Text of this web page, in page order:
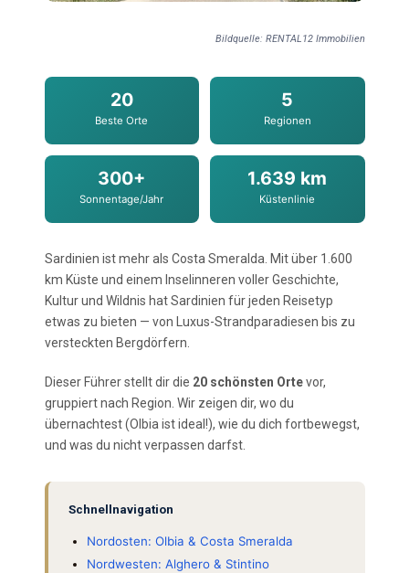
Bildquelle: RENTAL12 Immobilien
20
Beste Orte
5
Regionen
300+
Sonnentage/Jahr
1.639 km
Küstenlinie
Sardinien ist mehr als Costa Smeralda. Mit über 1.600
km Küste und einem Inselinneren voller Geschichte,
Kultur und Wildnis hat Sardinien für jeden Reisetyp
etwas zu bieten — von Luxus-Strandparadiesen bis zu
versteckten Bergdörfern.
Dieser Führer stellt dir die 20 schönsten Ortevor,
gruppiert nach Region. Wir zeigen dir, wo du
übernachtest (Olbia ist ideal!), wie du dich fortbewegst,
und was du nicht verpassen darfst.
Schnellnavigation
Nordosten: Olbia & Costa Smeralda
Nordwesten: Alghero & Stintino